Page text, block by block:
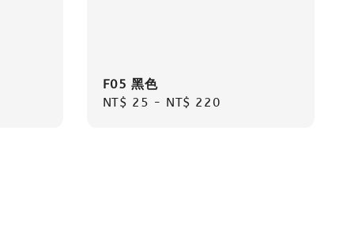
F05 黑色
Regular
NT$ 25 - NT$ 220